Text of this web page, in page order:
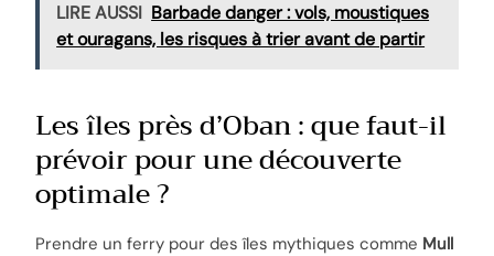
LIRE AUSSI Barbade danger : vols, moustiques
et ouragans, les risques à trier avant de partir
Les îles près d’Oban : que faut-il
prévoir pour une découverte
optimale ?
Prendre un ferry pour des îles mythiques comme Mull